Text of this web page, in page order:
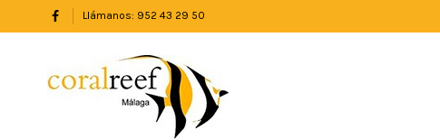
Llámanos: 952 43 29 50